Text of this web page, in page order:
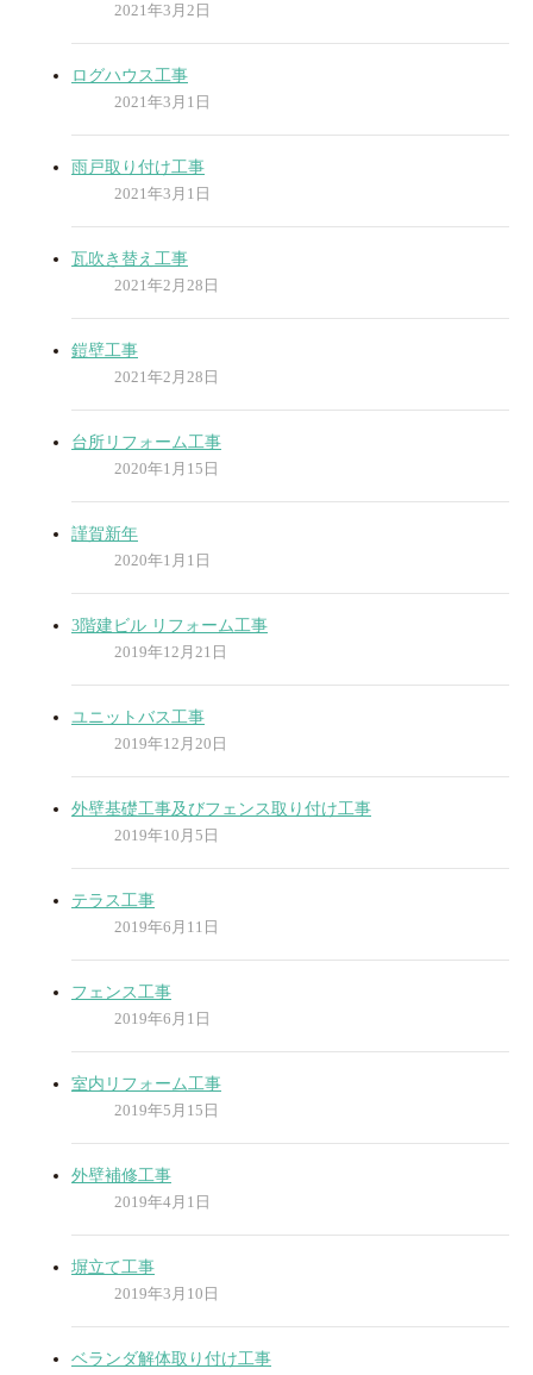
2021年3月2日
ログハウス工事
2021年3月1日
雨戸取り付け工事
2021年3月1日
瓦吹き替え工事
2021年2月28日
鎧壁工事
2021年2月28日
台所リフォーム工事
2020年1月15日
謹賀新年
2020年1月1日
3階建ビル リフォーム工事
2019年12月21日
ユニットバス工事
2019年12月20日
外壁基礎工事及びフェンス取り付け工事
2019年10月5日
テラス工事
2019年6月11日
フェンス工事
2019年6月1日
室内リフォーム工事
2019年5月15日
外壁補修工事
2019年4月1日
塀立て工事
2019年3月10日
ベランダ解体取り付け工事